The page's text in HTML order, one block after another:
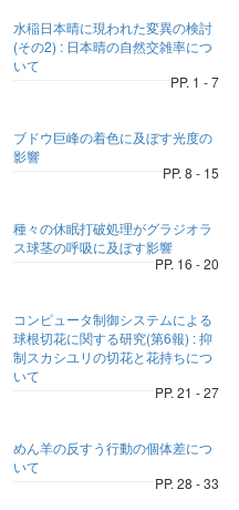
水稲日本晴に現われた変異の検討
(その2) : 日本晴の自然交雑率につ
いて
PP. 1 - 7
ブドウ巨峰の着色に及ぼす光度の
影響
PP. 8 - 15
種々の休眠打破処理がグラジオラ
ス球茎の呼吸に及ぼす影響
PP. 16 - 20
コンピュータ制御システムによる
球根切花に関する研究(第6報) : 抑
制スカシユリの切花と花持ちにつ
いて
PP. 21 - 27
めん羊の反すう行動の個体差につ
いて
PP. 28 - 33